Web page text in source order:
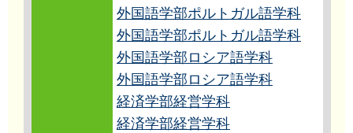
外国語学部ポルトガル語学科
外国語学部ポルトガル語学科
外国語学部ロシア語学科
外国語学部ロシア語学科
経済学部経営学科
経済学部経営学科